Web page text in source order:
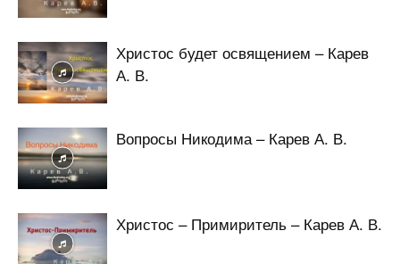
Христос будет освящением – Карев
А. В.
Вопросы Никодима – Карев А. В.
Христос – Примиритель – Карев А. В.